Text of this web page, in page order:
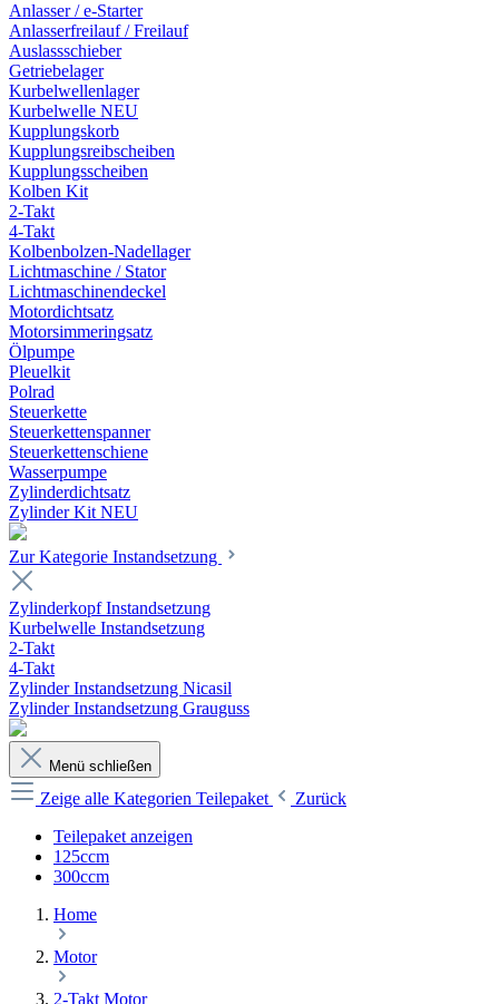
Anlasser / e-Starter
Anlasserfreilauf / Freilauf
Auslassschieber
Getriebelager
Kurbelwellenlager
Kurbelwelle NEU
Kupplungskorb
Kupplungsreibscheiben
Kupplungsscheiben
Kolben Kit
2-Takt
4-Takt
Kolbenbolzen-Nadellager
Lichtmaschine / Stator
Lichtmaschinendeckel
Motordichtsatz
Motorsimmeringsatz
Ölpumpe
Pleuelkit
Polrad
Steuerkette
Steuerkettenspanner
Steuerkettenschiene
Wasserpumpe
Zylinderdichtsatz
Zylinder Kit NEU
Zur Kategorie Instandsetzung
Zylinderkopf Instandsetzung
Kurbelwelle Instandsetzung
2-Takt
4-Takt
Zylinder Instandsetzung Nicasil
Zylinder Instandsetzung Grauguss
Menü schließen
Zeige alle Kategorien Teilepaket
Zurück
Teilepaket anzeigen
125ccm
300ccm
Home
Motor
2-Takt Motor